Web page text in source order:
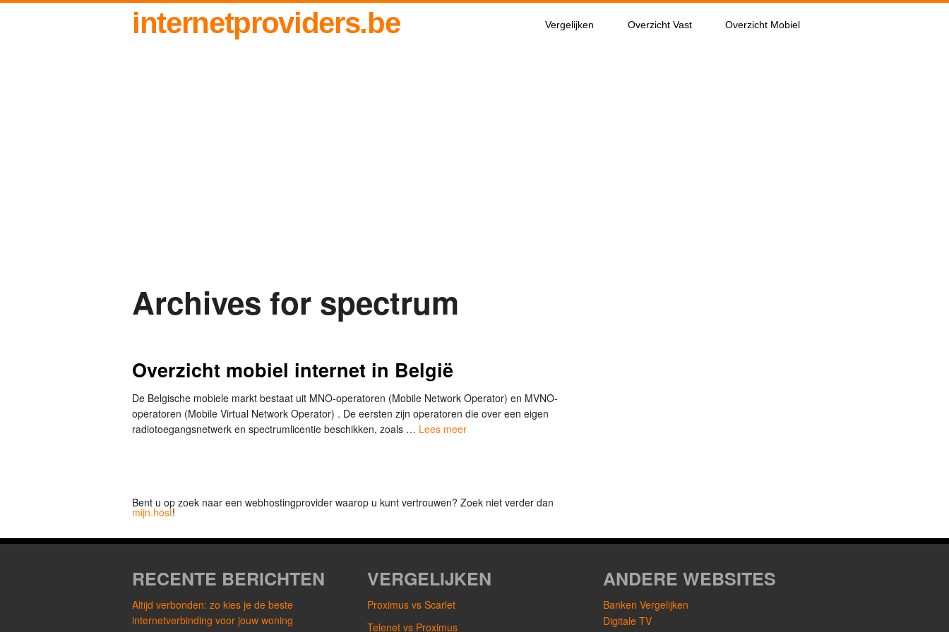
internetproviders.be Vergelijken Overzicht Vast Overzicht Mobiel
Archives for spectrum
Overzicht mobiel internet in België
De Belgische mobiele markt bestaat uit MNO-operatoren (Mobile Network Operator) en MVNO-
operatoren (Mobile Virtual Network Operator) . De eersten zijn operatoren die over een eigen
radiotoegangsnetwerk en spectrumlicentie beschikken, zoals … Lees meer
Bent u op zoek naar een webhostingprovider waarop u kunt vertrouwen? Zoek niet verder dan
mijn.host!
RECENTE BERICHTEN
Altijd verbonden: zo kies je de beste
internetverbinding voor jouw woning
VERGELIJKEN
Proximus vs Scarlet
Telenet vs Proximus
ANDERE WEBSITES
Banken Vergelijken
Digitale TV